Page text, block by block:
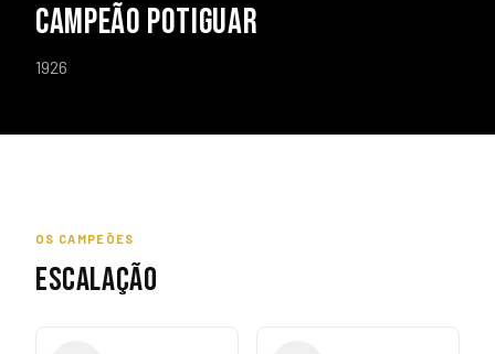
CAMPEÃO POTIGUAR
1926
OS CAMPEÕES
ESCALAÇÃO